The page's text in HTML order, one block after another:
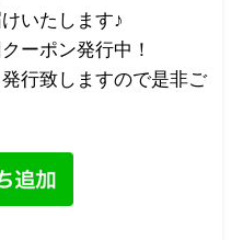
いたします♪
ーポン発行中！
行致しますので是非ご